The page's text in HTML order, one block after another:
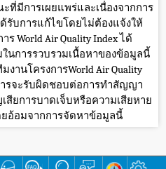
ที่มีการเผยแพร่และเนื่องจากการ
รับการแก้ไขโดยไม่ต้องแจ้งให้
World Air Quality Index ได้
ในการรวบรวมเนื้อหาของข้อมูลนี้
านโครงการWorld Air Quality
รจะรับผิดชอบต่อการทำสัญญา
สียการบาดเจ็บหรือความเสียหาย
อ้อมจากการจัดหาข้อมูลนี้